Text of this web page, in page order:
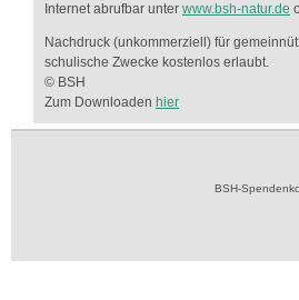
Internet abrufbar unter www.bsh-natur.de
Nachdruck (unkommerziell) für
schulische Zwecke kostenlos erlaubt.
© BSH
Zum Downloaden hier
BSH-